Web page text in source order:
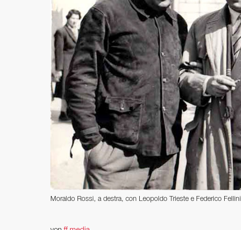
Moraldo Rossi, a destra, con Leopoldo Trieste e Federico Fellini